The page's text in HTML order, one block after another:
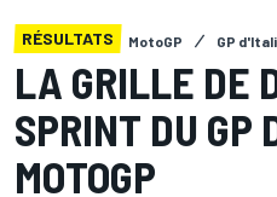
RÉSULTATS MotoGP GP
LA GRILLE DE
SPRINT DU GP
MOTOGP